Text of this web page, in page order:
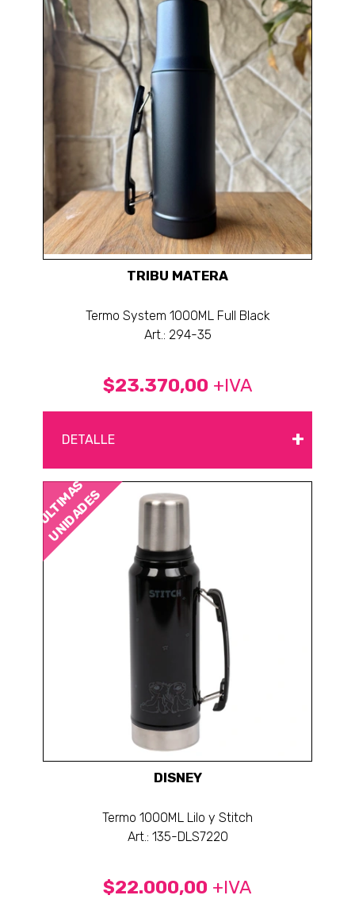
TRIBU MATERA
Termo System 1000ML Full Black
Art.: 294-35
$23.370,00 +IVA
DETALLE +
ÚLTIMAS
UNIDADES
DISNEY
Termo 1000ML Lilo y Stitch
Art.: 135-DLS7220
$22.000,00 +IVA